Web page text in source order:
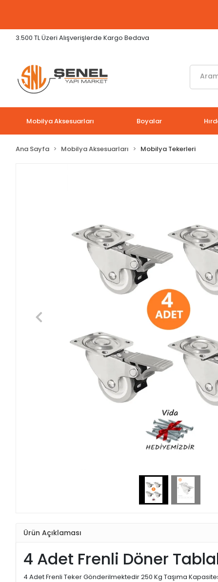
3.500 TL Üzeri Alışverişlerde Kargo Bedava
Mobilya Aksesuarları Boyalar
Ana Sayfa Mobilya Aksesuarları Mobilya Tekerleri
Ürün Açıklaması
4 Adet Frenli Döner
4 Adet Frenli Teker Gönderilmektedir 250 Kg Taşıma